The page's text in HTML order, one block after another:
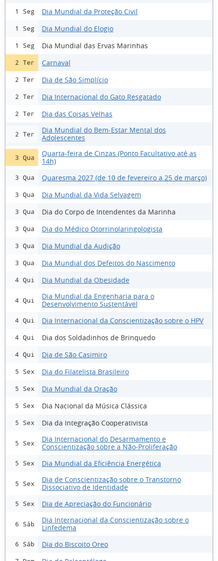
1 Seg Dia Mundial da Proteção Civil
1 Seg Dia Mundial do Elogio
1 Seg Dia Mundial das Ervas Marinhas
2 Ter Carnaval
2 Ter Dia de São Simplício
2 Ter Dia Internacional do Gato Resgatado
2 Ter Dia das Coisas Velhas
2 Ter
Dia Mundial do Bem-Estar Mental dos
Adolescentes
3 Qua
Quarta-feira de Cinzas (Ponto Facultativo até as
14h)
3 Qua Quaresma 2027 (de 10 de fevereiro a 25 de março)
3 Qua Dia Mundial da Vida Selvagem
3 Qua Dia do Corpo de Intendentes da Marinha
3 Qua Dia do Médico Otorrinolaringologista
3 Qua Dia Mundial da Audição
3 Qua Dia Mundial dos Defeitos do Nascimento
4 Qui Dia Mundial da Obesidade
4 Qui
Dia Mundial da Engenharia para o
Desenvolvimento Sustentável
4 Qui Dia Internacional da Conscientização sobre o HPV
4 Qui Dia dos Soldadinhos de Brinquedo
4 Qui Dia de São Casimiro
5 Sex Dia do Filatelista Brasileiro
5 Sex Dia Mundial da Oração
5 Sex Dia Nacional da Música Clássica
5 Sex Dia da Integração Cooperativista
5 Sex
Dia Internacional do Desarmamento e
Conscientização sobre a Não-Proliferação
5 Sex Dia Mundial da Eficiência Energética
5 Sex
Dia de Conscientização sobre o Transtorno
Dissociativo de Identidade
5 Sex Dia de Apreciação do Funcionário
6 Sáb
Dia Internacional da Conscientização sobre o
Linfedema
6 Sáb Dia do Biscoito Oreo